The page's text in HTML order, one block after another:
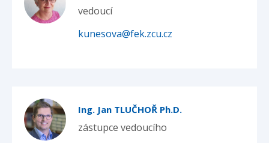
vedoucí
kunesova@fek.zcu.cz
Ing. Jan TLUČHOŘ Ph.D.
zástupce vedoucího